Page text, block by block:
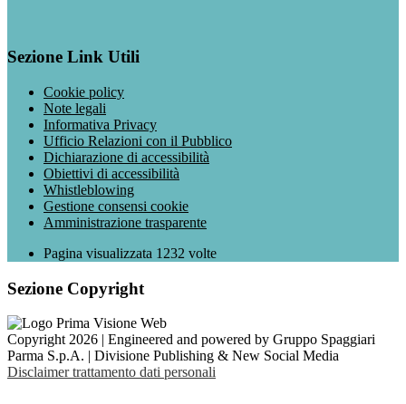
Sezione Link Utili
Cookie policy
Note legali
Informativa Privacy
Ufficio Relazioni con il Pubblico
Dichiarazione di accessibilità
Obiettivi di accessibilità
Whistleblowing
Gestione consensi cookie
Amministrazione trasparente
Pagina visualizzata 1232 volte
Sezione Copyright
Copyright 2026 | Engineered and powered by Gruppo Spaggiari
Parma S.p.A. | Divisione Publishing & New Social Media
Disclaimer trattamento dati personali